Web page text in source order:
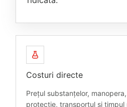
Costuri directe
Prețul substanțelor,
protecție, transportul și timpul